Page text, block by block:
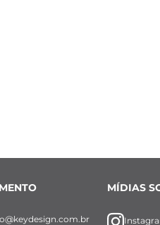
MÍDIAS